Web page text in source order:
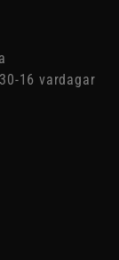
16 vardagar